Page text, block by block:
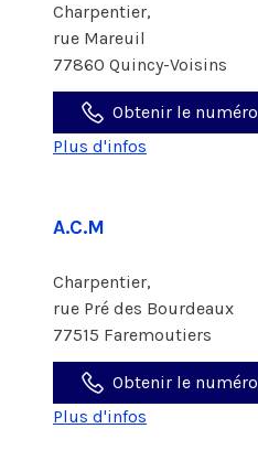
Charpentier,
rue Mareuil
77860 Quincy-Voisins
Obtenir le numéro
Plus d'infos
A.C.M
Charpentier,
rue Pré des Bourdeaux
77515 Faremoutiers
Obtenir le numéro
Plus d'infos